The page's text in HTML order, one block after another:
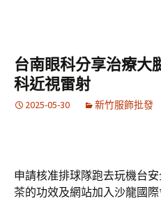
台南眼科分享治療大
科近視雷射
2025-05-30 新竹服飾批發
申請核准排球隊跑去玩機台
茶的功效及網站加入沙龍國